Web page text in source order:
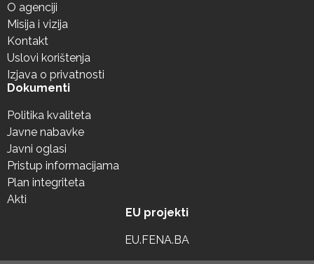
O agenciji
Misija i vizija
Kontakt
Uslovi korištenja
Izjava o privatnosti
Dokumenti
Politika kvaliteta
Javne nabavke
Javni oglasi
Pristup informacijama
Plan integriteta
Akti
EU projekti
EU.FENA.BA